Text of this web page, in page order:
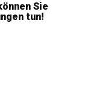
Sie
tun!